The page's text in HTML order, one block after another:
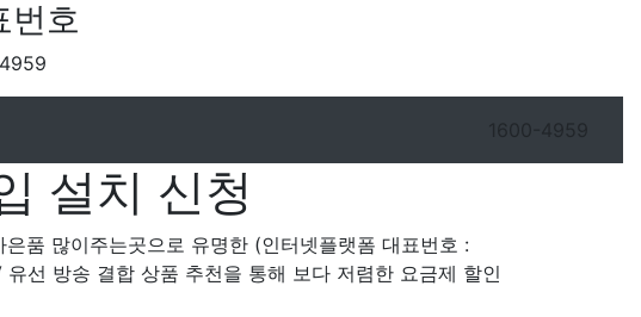
번호
1600-4959
설치 신청
품 많이주는곳으로 유명한 (인터넷플랫폼 대표번호 :
선 방송 결합 상품 추천을 통해 보다 저렴한 요금제 할인